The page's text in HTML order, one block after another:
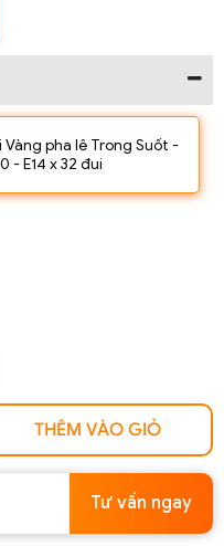
pha lê Trong Suốt -
- E14 x 32 đui
THÊM VÀO GIỎ
Tư vấn ngay